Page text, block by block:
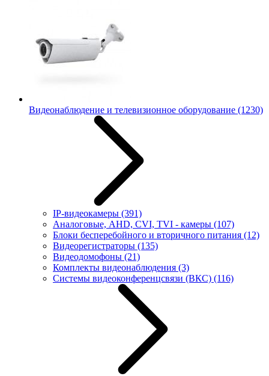
Видеонаблюдение и телевизионное оборудование (1230)
IP-видеокамеры (391)
Аналоговые, AHD, CVI, TVI - камеры (107)
Блоки бесперебойного и вторичного питания (12)
Видеорегистраторы (135)
Видеодомофоны (21)
Комплекты видеонаблюдения (3)
Системы видеоконференцсвязи (ВКС) (116)